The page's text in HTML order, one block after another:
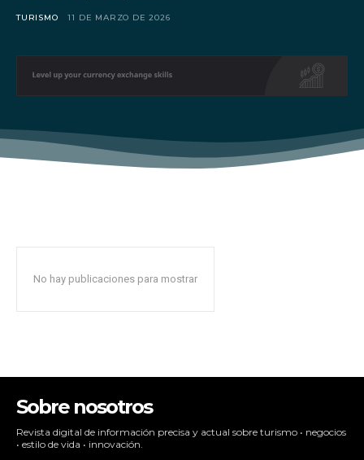
TURISMO 11 DE MARZO DE 2026
No hay publicaciones para mostrar
Sobre nosotros
Revista digital de información precisa y actual sobre turismo • negocios
• estilo de vida • innovación.